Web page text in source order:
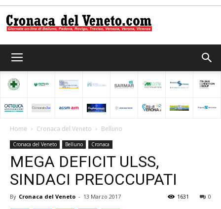
del
Veneto
Home Cronaca del Veneto Belluno
Cronaca del Veneto Belluno Cronaca
MEGA DEFICIT ULSS,
SINDACI PREOCCUPATI
By Cronaca del Veneto - 13 Marzo 2017 0
1631